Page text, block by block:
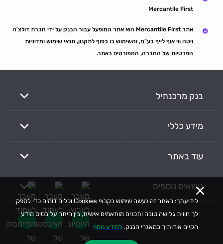
לידיעתך: באתר זה נעשה שימוש בקבצי Cookies וכלים דומים כדי לספק
לך חווית גלישה טובה ותכנים מותאמים אישית, בין היתר על בסיס מידע
הקיים אודותיך במאגרי הבנק. למידע נוסף
Mercantile First
אתר Mercantile First הוא אתר המופעל עבור הבנק על ידי חברת דולצ'ה
ויטה ווי אוף לייף בע"מ, והשימוש בו כפוף לתקנון, תנאי שימוש ומדיניות
הפרטיות של החברה, המפורטים באתר.
בנק מרכנתיל
מידע כללי
עוד באתר
נושאים נוספים